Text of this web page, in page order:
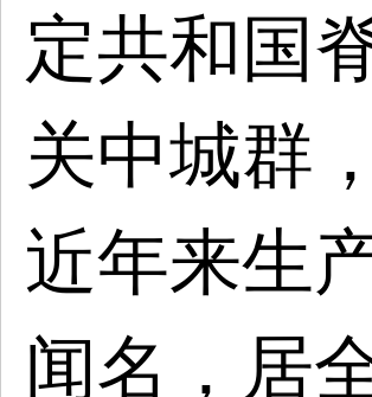
定共和国
关中城群
近年来生
闻名，居